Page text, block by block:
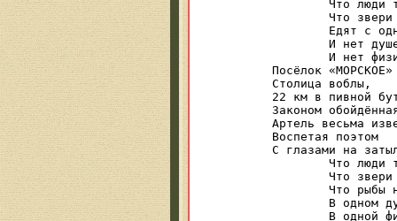
Посёлок
Столица воблы,
22 км в пивной
Законом
Артель весьма
Воспетая поэтом
С глазами на